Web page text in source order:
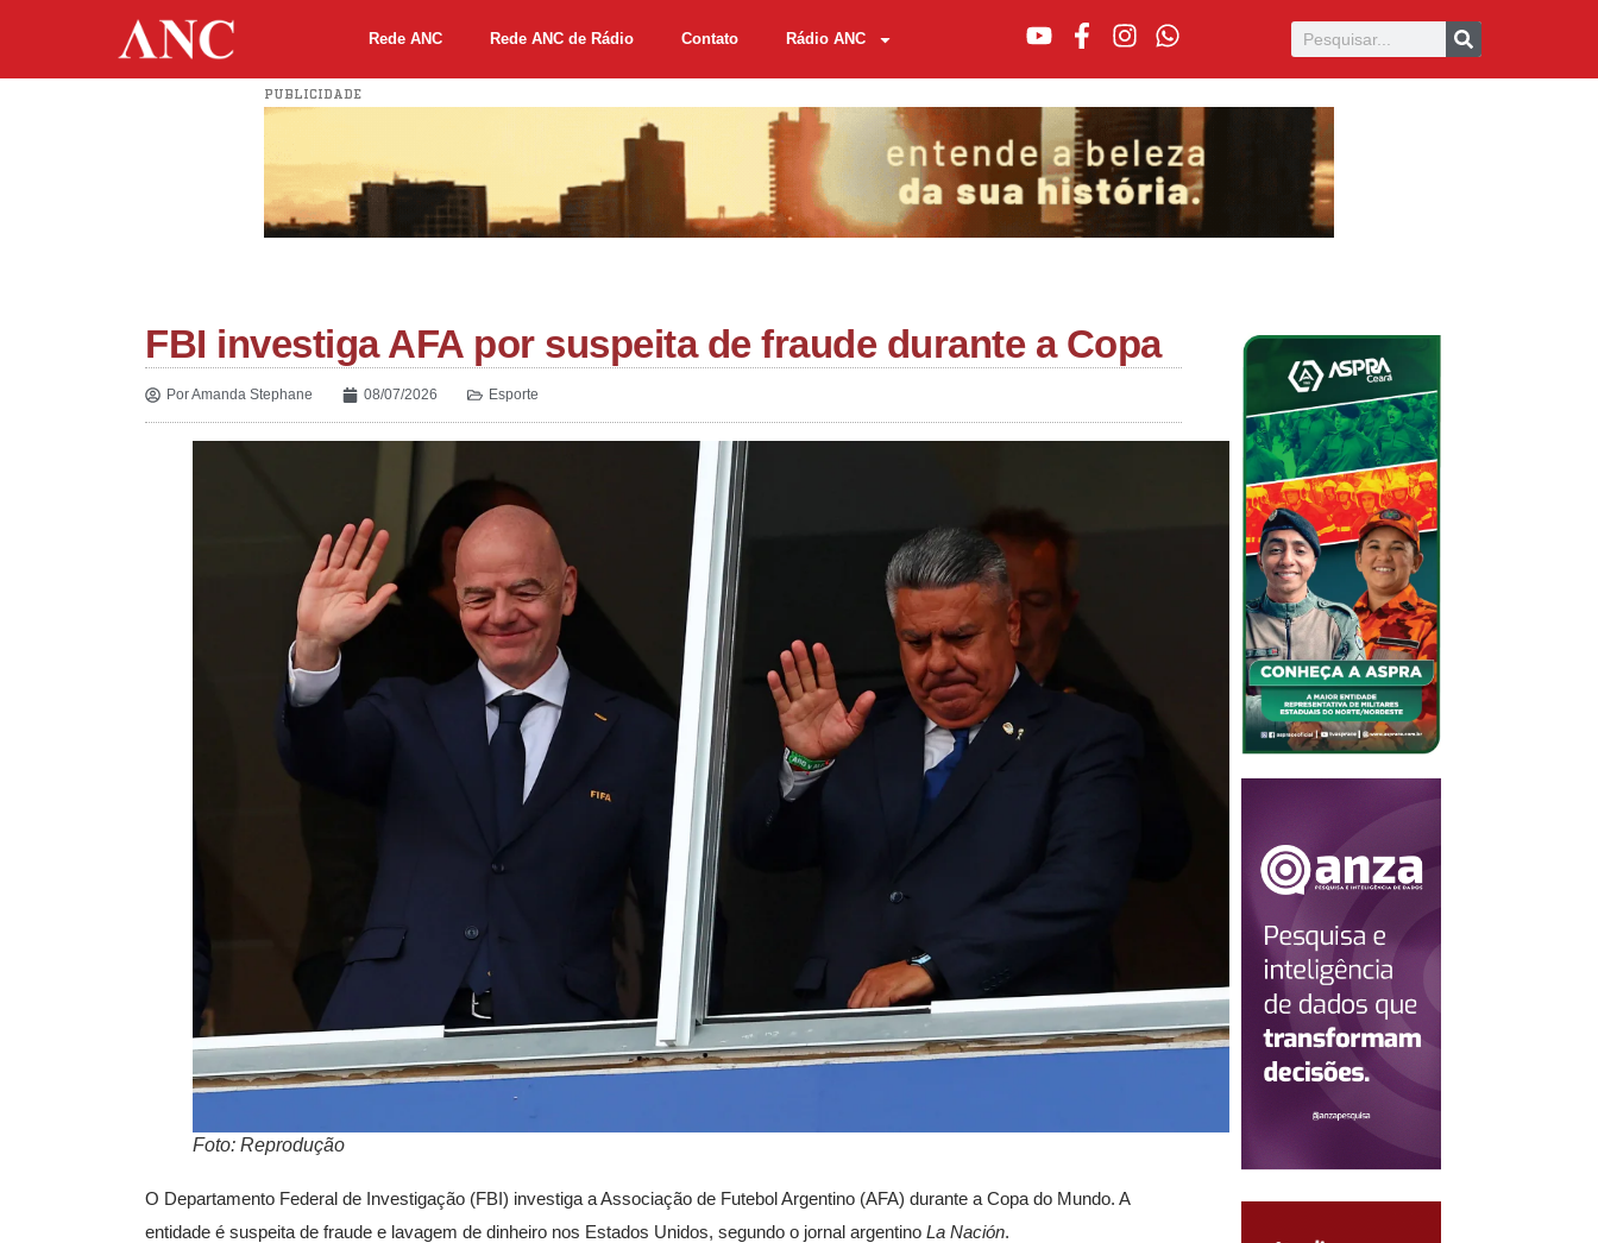
Rede ANC Rede ANC de Rádio Contato Rádio ANC
PUBLICIDADE
FBI investiga AFA por suspeita de fraude durante a Copa
PorAmanda Stephane 08/07/2026 Esporte
Foto: Reprodução
O Departamento Federal de Investigação (FBI) investiga a Associação de Futebol Argentino (AFA) durante a Copa do Mundo. A
entidade é suspeita de fraude e lavagem de dinheiro nos Estados Unidos, segundo o jornal argentino La Nación.